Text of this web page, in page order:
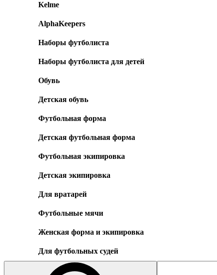
Kelme
AlphaKeepers
Наборы футболиста
Наборы футболиста для детей
Обувь
Детская обувь
Футбольная форма
Детская футбольная форма
Футбольная экипировка
Детская экипировка
Для вратарей
Футбольные мячи
Женская форма и экипировка
Для футбольных судей